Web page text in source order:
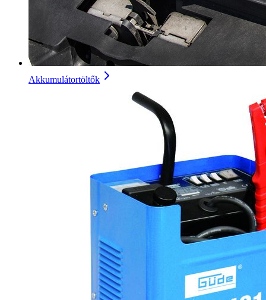
Akkumulátortöltők